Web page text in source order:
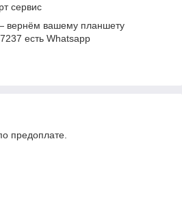
сервис
вернём вашему планшету
есть Whatsapp
предоплате.